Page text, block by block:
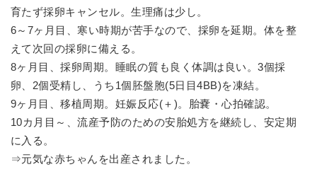
育たず採卵キャンセル。生理痛は少し。
6～7ヶ月目、寒い時期が苦手なので、採卵を延期。体を整
えて次回の採卵に備える。
8ヶ月目、採卵周期。睡眠の質も良く体調は良い。3個採
卵、2個受精し、うち1個胚盤胞(5日目4BB)を凍結。
9ヶ月目、移植周期。妊娠反応(＋)。胎嚢・心拍確認。
10カ月目～、流産予防のための安胎処方を継続し、安定期
に入る。
⇒元気な赤ちゃんを出産されました。